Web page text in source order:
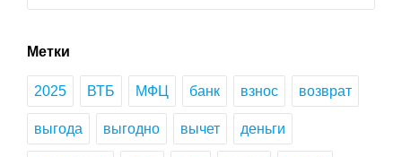
Метки
2025 ВТБ МФЦ банк взнос возврат
выгода выгодно вычет деньги